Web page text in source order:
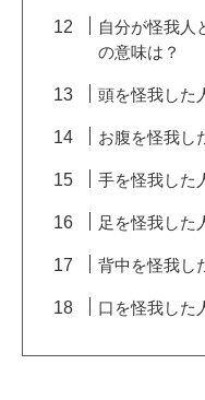
自分が怪我人
の意味は？
頭を怪我した
お腹を怪我し
手を怪我した
足を怪我した
背中を怪我し
口を怪我した